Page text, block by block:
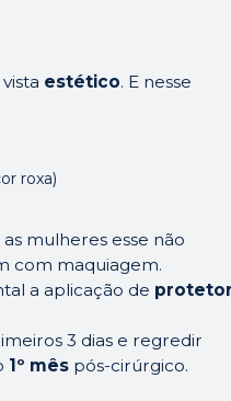
estético. E nesse
roxa)
mulheres esse não
com maquiagem.
a aplicação de
3 dias e regredir
1º mês pós-cirúrgico.